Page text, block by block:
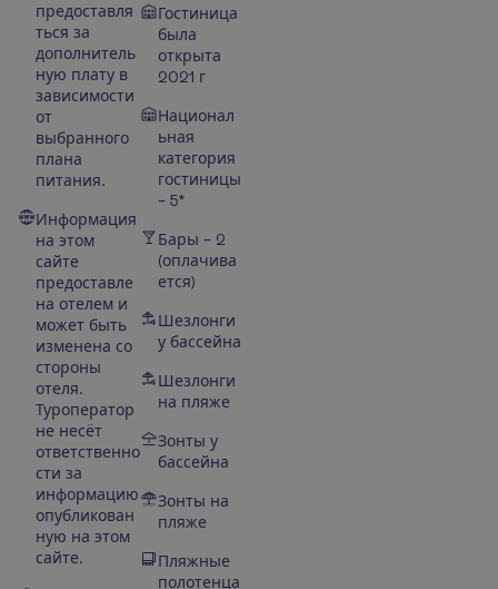
предоставля
ться за
дополнитель
ную плату в
зависимости
от
выбранного
плана
питания.
Информация
на этом
сайте
предоставле
на отелем и
может быть
изменена со
стороны
отеля.
Туроператор
не несёт
ответственно
сти за
информацию
опубликован
ную на этом
сайте.
Гостиница
была
открыта
2021 г
Национал
ьная
категория
гостиницы
– 5*
Бары – 2
(оплачива
ется)
Шезлонги
у бассейна
Шезлонги
на пляже
Зонты у
бассейна
Зонты на
пляже
Пляжные
полотенца